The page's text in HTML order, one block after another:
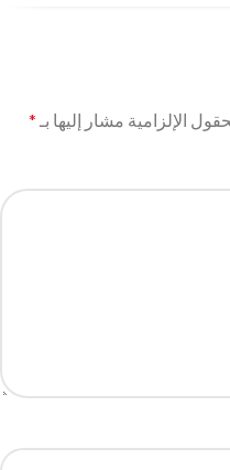
الإلزامية مشار إليها بـ *